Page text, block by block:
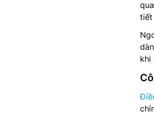
tiết
khi